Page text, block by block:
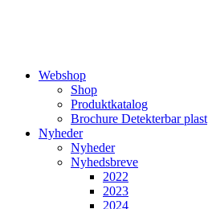
Webshop
Shop
Produktkatalog
Brochure Detekterbar plast
Nyheder
Nyheder
Nyhedsbreve
2022
2023
2024